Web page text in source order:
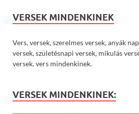
VERSEK MINDENKINEK
Vers, versek, szerelmes versek, anyák
versek, születésnapi versek, mikulás
versek, vers mindenkinek.
VERSEK MINDENKINEK: